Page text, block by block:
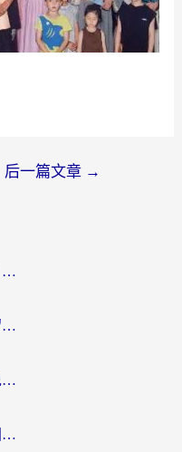
后一篇文章 →
国外打魔渊之刃用什么加速器？2026海外玩家国服游戏加速全攻略（附闪耀暖暖&复苏的魔女避坑指南）
在美国怎么打英雄联盟不卡？留学生亲测的国服游戏加速全攻略
国外玩无尽冬日用什么加速器免费？海外党国服游戏加速避坑指南
海外玩三国杀总卡顿？这份三国杀游戏加速器指南帮你告别延迟烦恼